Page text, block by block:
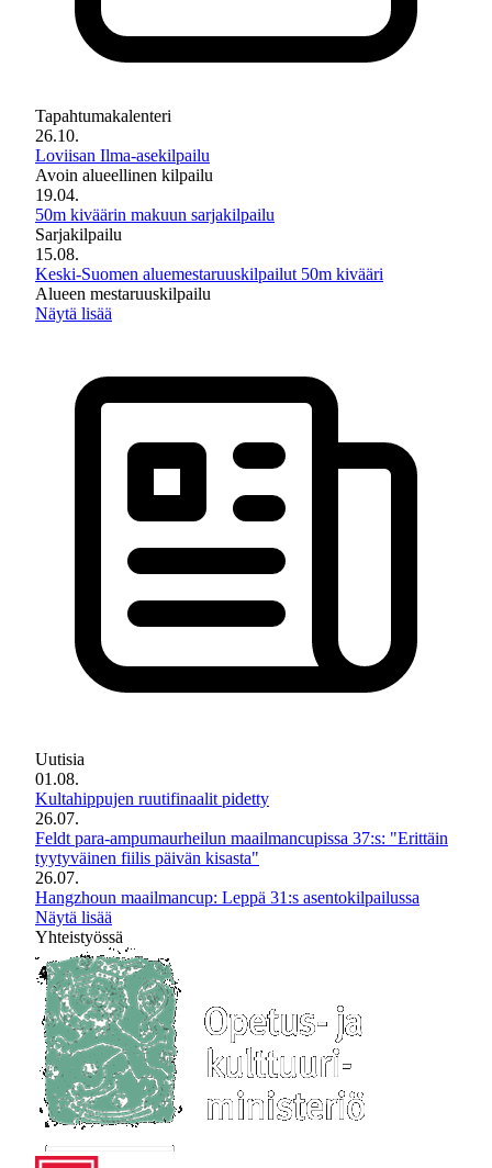
Tapahtumakalenteri
26.10.
Loviisan Ilma-asekilpailu
Avoin alueellinen kilpailu
19.04.
50m kiväärin makuun sarjakilpailu
Sarjakilpailu
15.08.
Keski-Suomen aluemestaruuskilpailut 50m kivääri
Alueen mestaruuskilpailu
Näytä lisää
Uutisia
01.08.
Kultahippujen ruutifinaalit pidetty
26.07.
Feldt para-ampumaurheilun maailmancupissa 37:s: "Erittäin
tyytyväinen fiilis päivän kisasta"
26.07.
Hangzhoun maailmancup: Leppä 31:s asentokilpailussa
Näytä lisää
Yhteistyössä